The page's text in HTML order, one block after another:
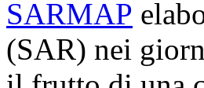
SARMAP
(SAR) nei